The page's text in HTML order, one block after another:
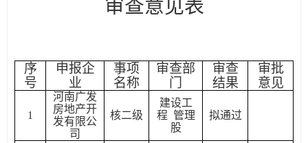
审查意见表
序
号
申报企
业
事项
名称
审查部
门
审查
结果
审批
意见
1
河南广发
房地产开
发有限公
司
核二级
建设工
程 管理
股
拟通过